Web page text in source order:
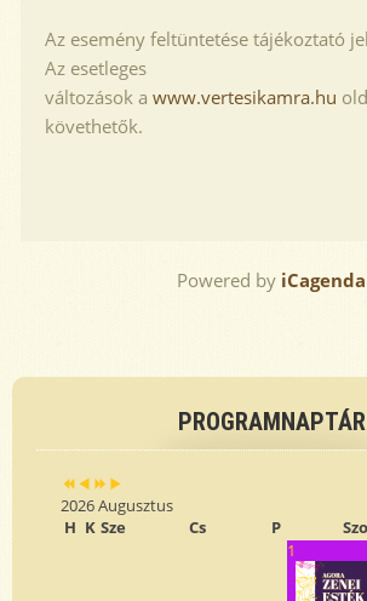
Az esemény feltüntetése tájékoztató
Az esetleges
változások a www.vertesikamra.hu
követhetők.
Powered by iCagenda
PROGRAMNAPTÁR
Previous
Previous
NextNext
2026 Augusztus
H K Sze Cs P Szo
1